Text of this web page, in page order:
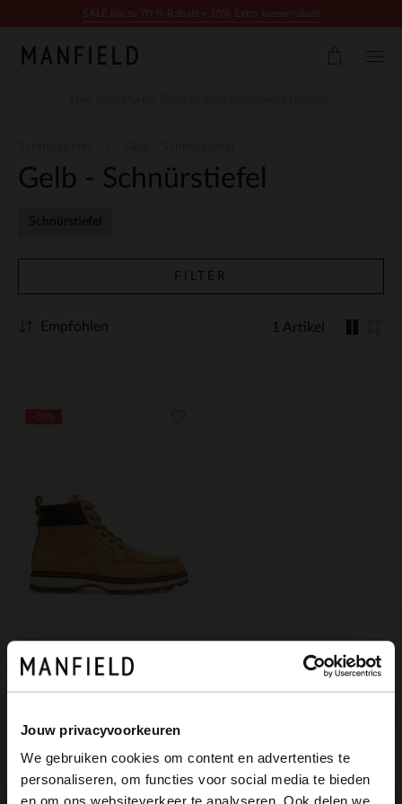
Jouw privacyvoorkeuren
We gebruiken cookies om content en advertenties te
personaliseren, om functies voor social media te bieden
Gelb - Schnürstiefel
Schnürstiefel
FILTER
1 Artikel
Empfohlen
No Stress
Cognacfarbene Schnürboots aus Nubukleder